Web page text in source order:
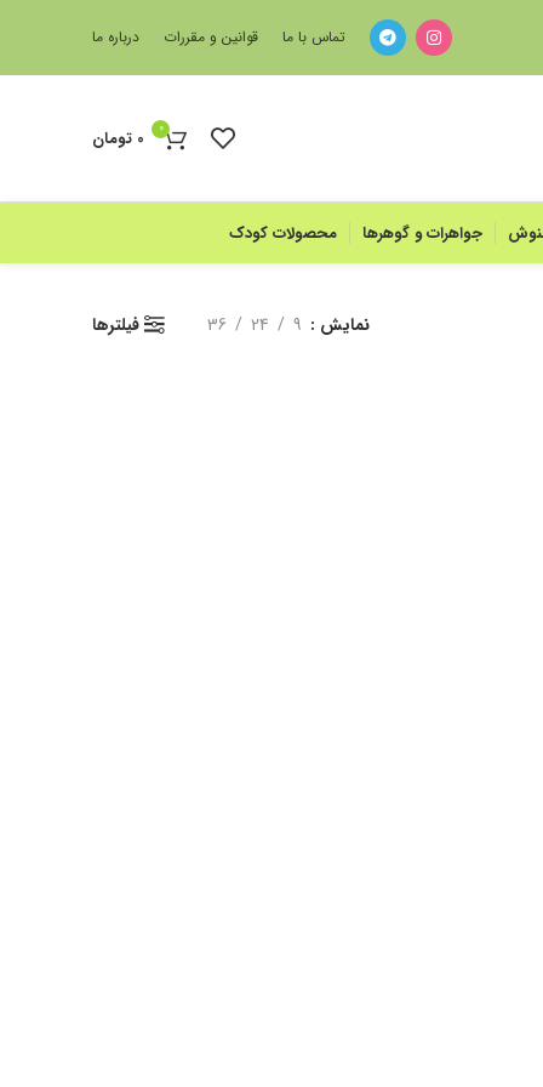
تماس با ما قوانین و مقررات درباره ما
0
0 تومان
جواهرات و گوهرها محصولات کودک
نمایش 9
24
36 فیلترها